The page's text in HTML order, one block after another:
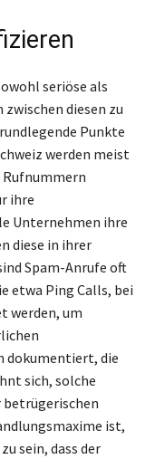
seriöse als
diesen zu
Punkte
werden meist
ihre
Unternehmen ihre
diese in ihrer
Spam-Anrufe oft
etwa Ping Calls, bei
werden, um
dokumentiert, die
sich, solche
ist,
sein, dass der